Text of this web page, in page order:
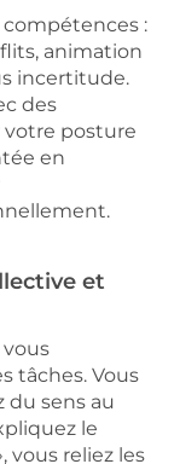
:
animation
incertitude.
des
votre posture
en
et
tâches. Vous
du sens au
le
vous reliez les